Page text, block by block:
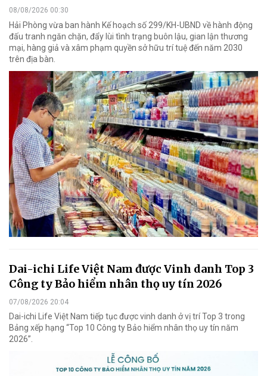
08/08/2026 00:30
Hải Phòng vừa ban hành Kế hoạch số 299/KH-UBND về hành động
đấu tranh ngăn chặn, đẩy lùi tình trạng buôn lậu, gian lận thương
mại, hàng giả và xâm phạm quyền sở hữu trí tuệ đến năm 2030
trên địa bàn.
Dai-ichi Life Việt Nam được Vinh danh Top 3
Công ty Bảo hiểm nhân thọ uy tín 2026
07/08/2026 20:04
Dai-ichi Life Việt Nam tiếp tục được vinh danh ở vị trí Top 3 trong
Bảng xếp hạng “Top 10 Công ty Bảo hiểm nhân thọ uy tín năm
2026”.